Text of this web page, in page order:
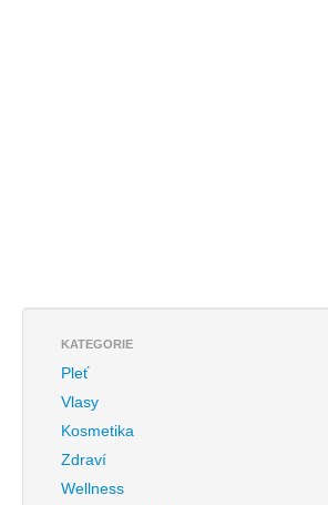
KATEGORIE
Pleť
Vlasy
Kosmetika
Zdraví
Wellness